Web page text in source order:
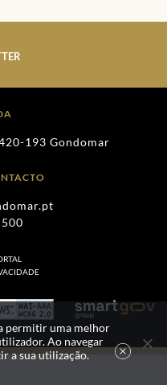
193 Gondomar
permitir uma melhor
Ao navegar
a sua utilização.